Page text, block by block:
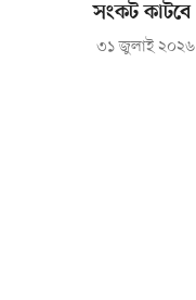
সংকট কাটবে
৩১ জুলাই ২০২৬